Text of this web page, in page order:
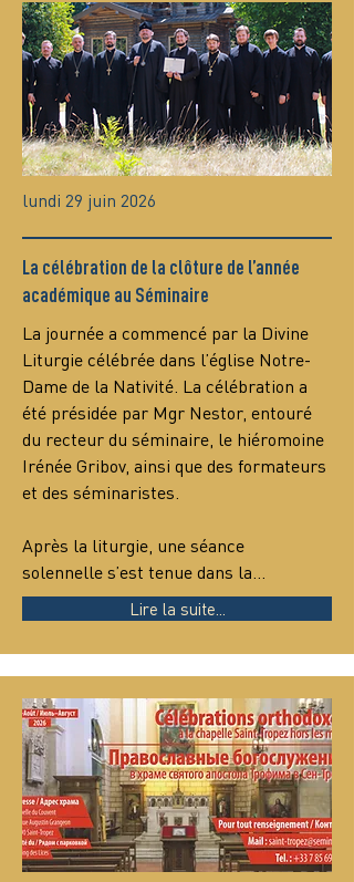
lundi 29 juin 2026
La célébration de la clôture de l’année
académique au Séminaire
La journée a commencé par la Divine
Liturgie célébrée dans l’église Notre-
Dame de la Nativité. La célébration a
été présidée par Mgr Nestor, entouré
du recteur du séminaire, le hiéromoine
Irénée Gribov, ainsi que des formateurs
et des séminaristes.
Après la liturgie, une séance
solennelle s’est tenue dans la…
Lire la suite...